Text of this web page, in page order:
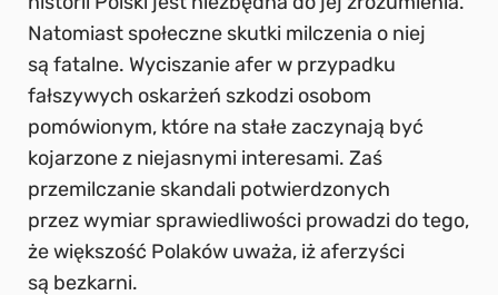
Natomiast społeczne skutki milczenia o niej
są fatalne. Wyciszanie afer w przypadku
fałszywych oskarżeń szkodzi osobom
pomówionym, które na stałe zaczynają być
kojarzone z niejasnymi interesami. Zaś
przemilczanie skandali potwierdzonych
przez wymiar sprawiedliwości prowadzi do tego,
że większość Polaków uważa, iż aferzyści
są bezkarni.